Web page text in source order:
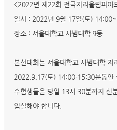
<2022년 제22회 전국지리올림피아
일시 : 2022년 9월 17일(토)
장소 : 서울대학교 사범대학 9동
본선대회는 서울대학교 사범대학 지
2022.9.17(토) 14:00-15:30분동안
수험생들은 당일 13시 30분까지 신
입실해야 합니다.